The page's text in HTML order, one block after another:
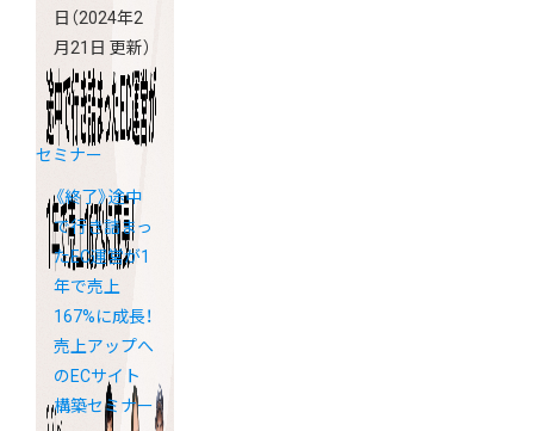
日 （2024年2
月21日 更新）
セミナー
《終了》途中
で行き詰まっ
たEC運営が1
年で売上
167%に成長！
売上アップへ
のECサイト
構築セミナー